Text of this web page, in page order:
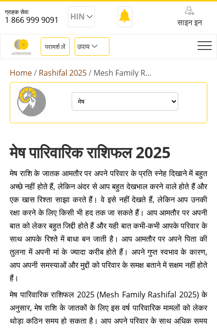
ग्राहक सेवा
1 866 999 9091 HIN
साइन इन
परामर्श लें उपाय
Home Rashifal 2025 Mesh Family Rashifal 2025
मेष पारिवारिक राशिफल 2025
मेष राशि के जातक आमतौर पर अपने परिवार के प्रति स्नेह दिखाने में बहुत
अच्छे नहीं होते हैं, लेकिन अंदर से आप बहुत देखभाल करने वाले होते हैं और
एक खास रिश्ता साझा करते हैं। वे इसे नहीं देखते हैं, लेकिन आप उनकी
रक्षा करने के लिए किसी भी हद तक जा सकते हैं। आप आमतौर पर अपनी
बात को लेकर बहुत जिद्दी होते हैं और यही बात कभी-कभी आपके परिवार के
साथ आपके रिश्ते में बाधा बन जाती है। आप आमतौर पर अपने पिता की
तुलना में अपनी मां के ज्यादा करीब होते हैं। अपने गुप्त स्वभाव के कारण,
आप अपनी समस्याओं और मुद्दों को परिवार के समक्ष बताने में सक्षम नहीं होते
हैं।
मेष पारिवारिक राशिफल 2025 (Mesh Family Rashifal 2025) के
अनुसार, मेष राशि के जातकों के लिए इस वर्ष पारिवारिक मामलों को लेकर
थोड़ा कठिन समय हो सकता है। आप अपने परिवार के साथ अधिक समय